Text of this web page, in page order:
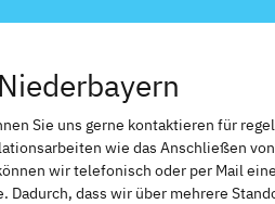
Sie uns gerne kontaktieren für
wie das Anschließen
wir telefonisch oder per Mail
Dadurch, dass wir über mehrere